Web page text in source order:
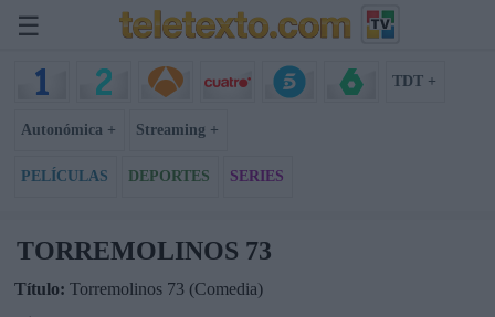
☰
TDT +
Autonómica + Streaming +
PELÍCULAS DEPORTES SERIES
TORREMOLINOS 73
Título: Torremolinos 73 (Comedia)